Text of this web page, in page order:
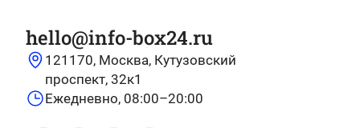
hello@info-box24.ru
121170, Москва, Кутузовский
проспект, 32к1
Ежедневно, 08:00–20:00